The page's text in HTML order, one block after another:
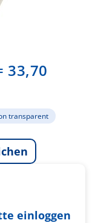
33,70
transparent
einloggen